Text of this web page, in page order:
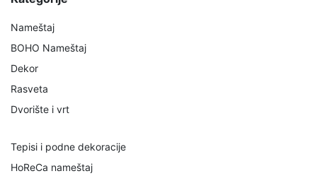
Nameštaj
BOHO Nameštaj
Dekor
Rasveta
Dvorište i vrt
Tepisi i podne dekoracije
HoReCa nameštaj